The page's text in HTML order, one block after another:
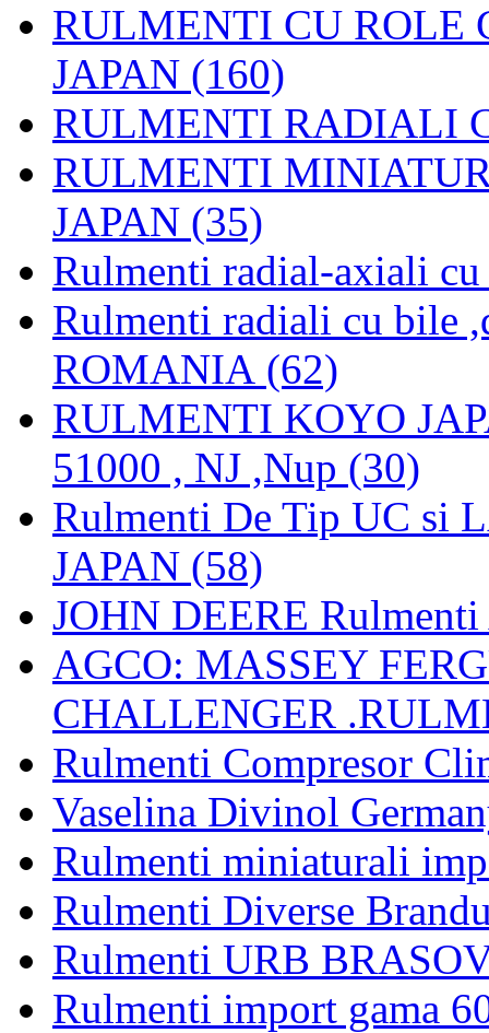
RULMENTI CU ROLE
JAPAN (160)
RULMENTI RADIALI
RULMENTI
JAPAN (35)
Rulmenti radial-axiali
Rulmenti radiali cu bile
ROMANIA (62)
RULMENTI KOYO
51000 , NJ ,Nup (30)
Rulmenti De Tip UC si
JAPAN (58)
JOHN DEERE
AGCO: MASSEY
CHALLENGER
Rulmenti Compresor
Vaselina Divinol
Rulmenti miniaturali
Rulmenti Diverse
Rulmenti URB
Rulmenti import gama